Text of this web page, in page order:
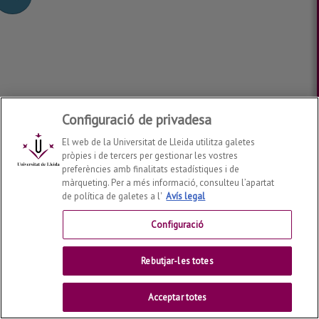
Configuració de privadesa
El web de la Universitat de Lleida utilitza galetes
pròpies i de tercers per gestionar les vostres
preferències amb finalitats estadístiques i de
màrqueting. Per a més informació, consulteu l’apartat
de política de galetes a l' Avís legal
Configuració
Rebutjar-les totes
Acceptar totes